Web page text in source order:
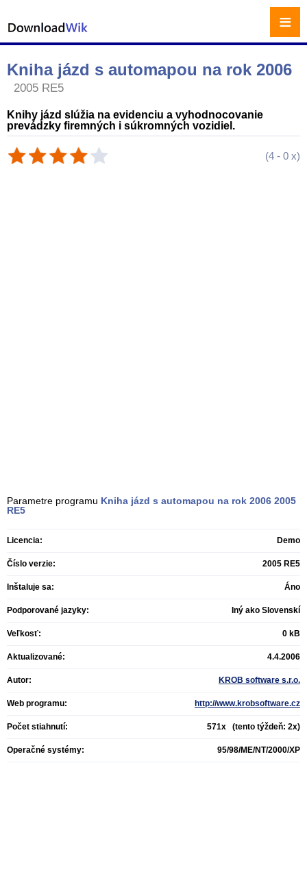
Kniha jázd s automapou na rok 2006
2005 RE5
Knihy jázd slúžia na evidenciu a vyhodnocovanie
prevádzky firemných i súkromných vozidiel.
(4 - 0 x)
Parametre programu Kniha jázd s automapou na rok 2006 2005
RE5
Licencia: Demo
Číslo verzie: 2005 RE5
Inštaluje sa: Áno
Podporované jazyky: Iný ako Slovenskí
Veľkosť: 0 kB
Aktualizované: 4.4.2006
Autor: KROB software s.r.o.
Web programu: http://www.krobsoftware.cz
Počet stiahnutí: 571x (tento týždeň: 2x)
Operačné systémy: 95/98/ME/NT/2000/XP
≡